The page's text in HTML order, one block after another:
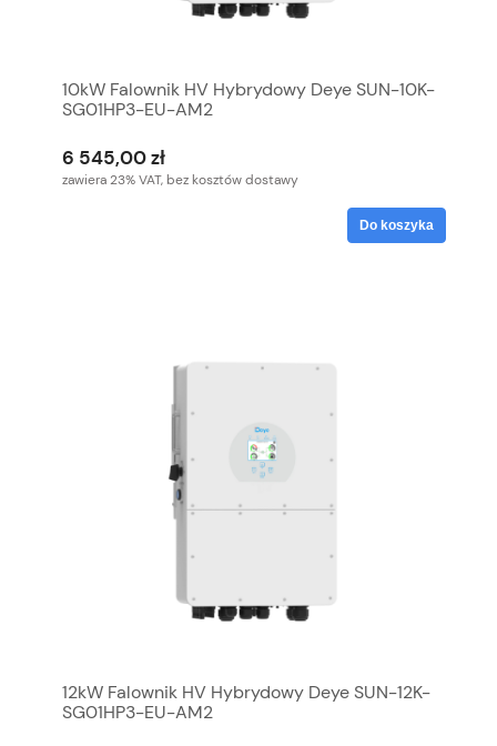
10kW Falownik HV Hybrydowy Deye SUN-10K-
SG01HP3-EU-AM2
6 545,00 zł
zawiera 23% VAT, bez kosztów dostawy
Do koszyka
12kW Falownik HV Hybrydowy Deye SUN-12K-
SG01HP3-EU-AM2